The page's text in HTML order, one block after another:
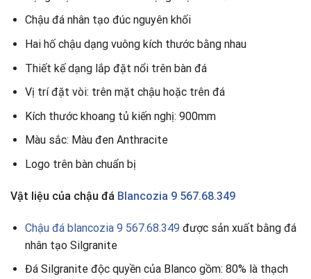
Chậu đá nhân tạo đúc nguyên khối
Hai hố chậu dạng vuông kích thước bằng nhau
Thiết kế dạng lắp đặt nổi trên bàn đá
Vị trí đặt vòi: trên mặt chậu hoặc trên đá
Kích thước khoang tủ kiến nghị: 900mm
Màu sắc: Màu đen Anthracite
Logo trên bàn chuẩn bị
Vật liệu của chậu đá Blancozia 9 567.68.349
Chậu đá blancozia 9 567.68.349 được sản xuất bằng đá
nhân tạo Silgranite
Đá Silgranite độc quyền của Blanco gồm: 80% là thạch